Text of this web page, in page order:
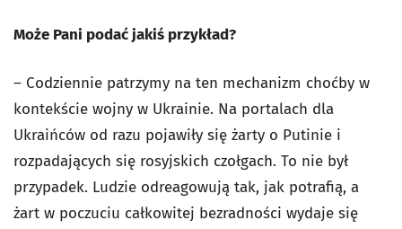
Może Pani podać jakiś przykład?
– Codziennie patrzymy na ten mechanizm choćby w
kontekście wojny w Ukrainie. Na portalach dla
Ukraińców od razu pojawiły się żarty o Putinie i
rozpadających się rosyjskich czołgach. To nie był
przypadek. Ludzie odreagowują tak, jak potrafią, a
żart w poczuciu całkowitej bezradności wydaje się